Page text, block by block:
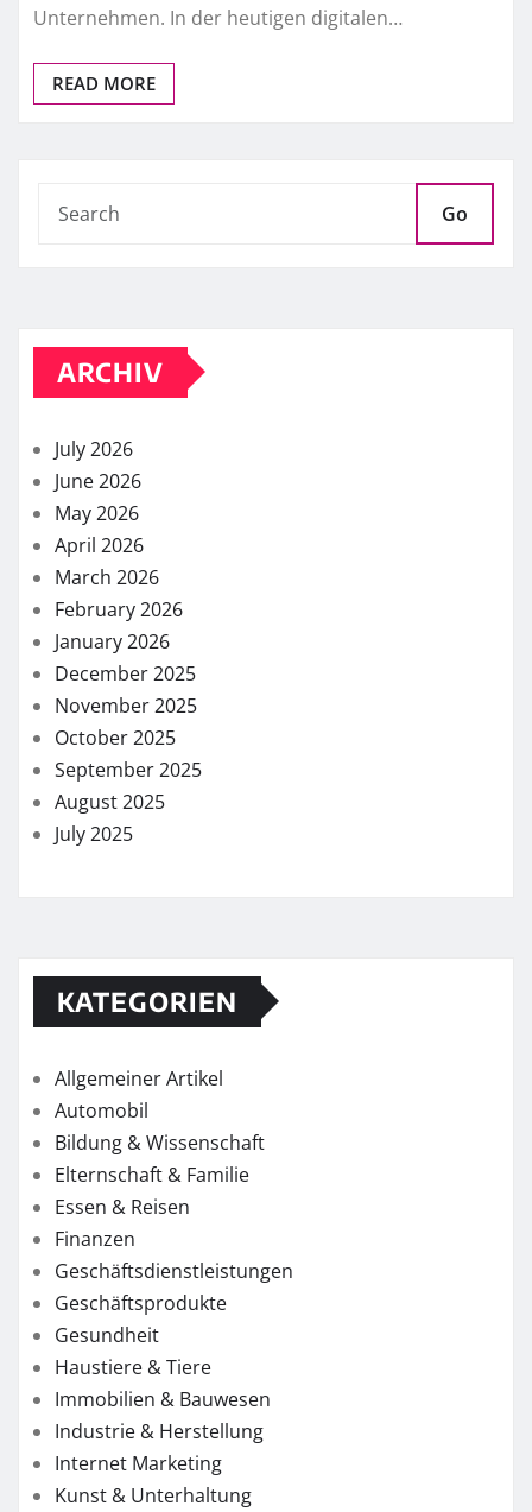
Unternehmen. In der heutigen digitalen…
READ MORE
Go
ARCHIV
July 2026
June 2026
May 2026
April 2026
March 2026
February 2026
January 2026
December 2025
November 2025
October 2025
September 2025
August 2025
July 2025
KATEGORIEN
Allgemeiner Artikel
Automobil
Bildung & Wissenschaft
Elternschaft & Familie
Essen & Reisen
Finanzen
Geschäftsdienstleistungen
Geschäftsprodukte
Gesundheit
Haustiere & Tiere
Immobilien & Bauwesen
Industrie & Herstellung
Internet Marketing
Kunst & Unterhaltung